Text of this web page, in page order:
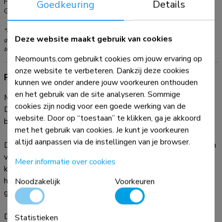
Hoofdmateriaal:
Staal
Garantie:
5 jaar
*NB. De vermelde inch-maten zijn slechts een indicatie, gecombineerd met het
gewicht en de VESA-maten. Het maximale gewicht en de VESA-maat zijn absolute
beperkingen voor de producten en dienen niet te worden overschreden.
Productinformatie
Met deze Neomounts monitorarm, model NM-
D775BLACKPLUS, bevestigt u een curved monitor aan het
bureau via een top-fix bureauklem of -doorvoer.
De NM-D775BLACKPLUS steunen zijn specifiek ontworpen
voor curved-monitors. Ze zijn voorzien van een verstevigde
kop voor curved- en ultrawide-schermen en kunnen een
hogere totale capaciteit tot 49" dragen en een maximaal
gewicht van 18 kg.
Dankzij de unieke kantel- (180°), roteer- (360°) en
Goedkeuring Details
Deze website maakt gebruik van cookies
Neomounts.com gebruikt cookies om jouw ervaring op
onze website te verbeteren. Dankzij deze cookies
kunnen we onder andere jouw voorkeuren onthouden
en het gebruik van de site analyseren. Sommige
cookies zijn nodig voor een goede werking van de
website. Door op “toestaan” te klikken, ga je akkoord
met het gebruik van cookies. Je kunt je voorkeuren
altijd aanpassen via de instellingen van je browser.
Meer informatie over cookies
Noodzakelijk
Voorkeuren
Statistieken